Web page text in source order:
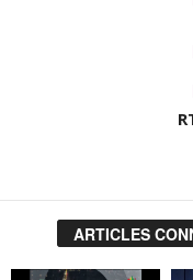
ARTICLES